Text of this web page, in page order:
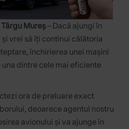
Mureș– Dacă ajungi în
vrei să îți continui călătoria
închirierea unei mașini
dintre cele mai eficiente
ora de preluare exact
deoarece agentul nostru
avionului și va ajunge în